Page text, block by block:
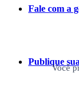
Fale com a
Publique
Você